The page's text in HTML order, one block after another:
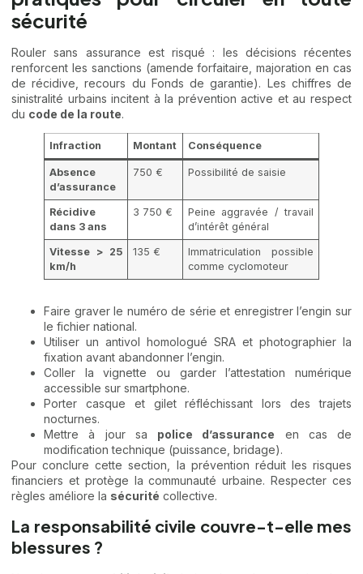
sécurité
Rouler sans assurance est risqué : les décisions récentes
renforcent les sanctions (amende forfaitaire, majoration en cas
de récidive, recours du Fonds de garantie). Les chiffres de
sinistralité urbains incitent à la prévention active et au respect
du code de la route.
Infraction Montant Conséquence
Absence
d’assurance
750 € Possibilité de saisie
Récidive
dans 3 ans
3 750 €
Peine aggravée / travail
d’intérêt général
Vitesse > 25
km/h
135 €
Immatriculation possible
comme cyclomoteur
Faire graver le numéro de série et enregistrer l’engin sur
le fichier national.
Utiliser un antivol homologué SRA et photographier la
fixation avant abandonner l’engin.
Coller la vignette ou garder l’attestation numérique
accessible sur smartphone.
Porter casque et gilet réfléchissant lors des trajets
nocturnes.
Mettre à jour sa police d’assurance en cas de
modification technique (puissance, bridage).
Pour conclure cette section, la prévention réduit les risques
financiers et protège la communauté urbaine. Respecter ces
règles améliore la sécurité collective.
La responsabilité civile couvre-t-elle mes
blessures ?